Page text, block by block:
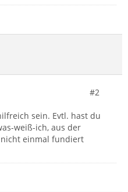
#2
sein. Evtl. hast du
weiß-ich, aus der
einmal fundiert